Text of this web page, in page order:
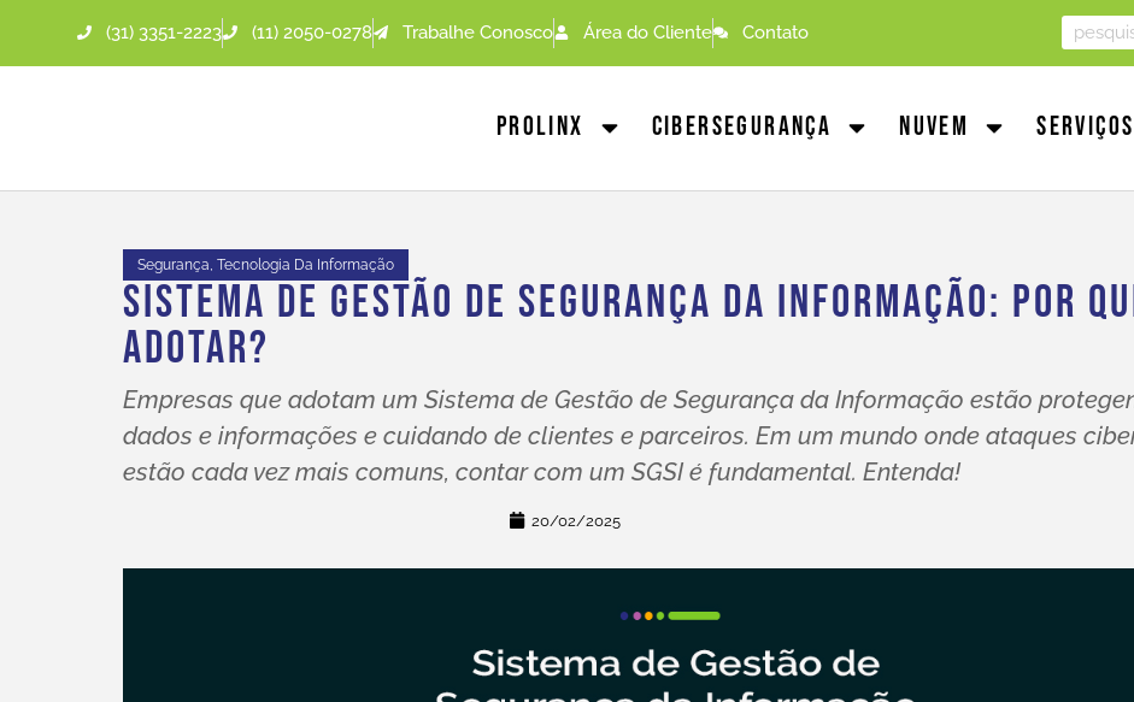
(31) 3351-2223 (11) 2050-0278 Trabalhe Conosco Área do Cliente Contato
Prolinx Cibersegurança Nuvem Serviços
Segurança Tecnologia Da Informação
Sistema De Gestão De Segurança Da Informação: Por
Adotar?
Empresas que adotam um Sistema de Gestão de Segurança da Informação estão
dados e informações e cuidando de clientes e parceiros. Em um mundo onde ataques
estão cada vez mais comuns, contar com um SGSI é fundamental. Entenda!
20/02/2025